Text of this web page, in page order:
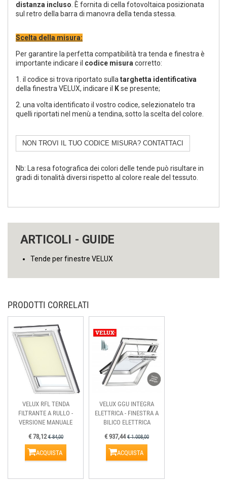
distanza incluso . È fornita di cella fotovoltaica posizionata
sul retro della barra di manovra della tenda stessa.
Scelta della misura:
Per garantire la perfetta compatibilità tra tenda e finestra è
importante indicare il codice misura corretto:
1. il codice si trova riportato sulla targhetta identificativa
della finestra VELUX, indicare il
Kse presente;
2. una volta identificato il vostro codice, selezionatelo tra
quelli riportati nel menù a tendina, sotto la scelta del colore.
NON TROVI IL TUO CODICE MISURA? CONTATTACI
Nb: La resa fotografica dei colori delle tende può risultare in
gradi di tonalità diversi rispetto al colore reale del tessuto.
ARTICOLI - GUIDE
Tende per finestre VELUX
PRODOTTI CORRELATI
VELUX RFL TENDA
FILTRANTE A RULLO -
VERSIONE MANUALE
€ 78,12€ 84,00
ACQUISTA
VELUX GGU INTEGRA
ELETTRICA - FINESTRA A
BILICO ELETTRICA
€ 937,44€ 1.008,00
ACQUISTA